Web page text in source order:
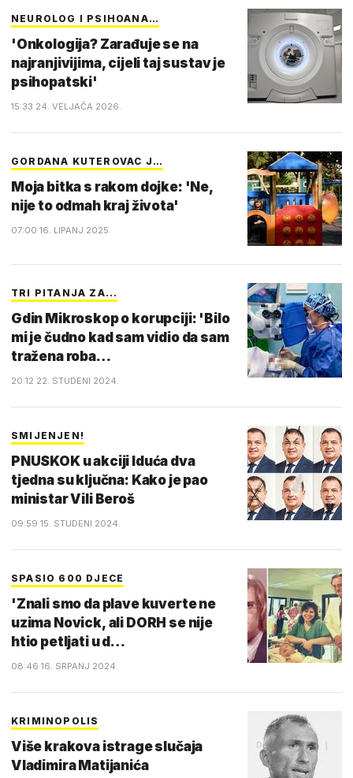
NEUROLOG I PSIHOANA…
'Onkologija? Zarađuje se na
najranjivijima, cijeli taj sustav je
psihopatski'
15:33 24. VELJAČA 2026.
GORDANA KUTEROVAC J…
Moja bitka s rakom dojke: 'Ne,
nije to odmah kraj života'
07:00 16. LIPANJ 2025.
TRI PITANJA ZA...
Gdin Mikroskop o korupciji: 'Bilo
mi je čudno kad sam vidio da sam
tražena roba…
20:12 22. STUDENI 2024.
SMIJENJEN!
PNUSKOK u akciji Iduća dva
tjedna su ključna: Kako je pao
ministar Vili Beroš
09:59 15. STUDENI 2024.
SPASIO 600 DJECE
'Znali smo da plave kuverte ne
uzima Novick, ali DORH se nije
htio petljati u d…
08:46 16. SRPANJ 2024.
KRIMINOPOLIS
Više krakova istrage slučaja
Vladimira Matijanića